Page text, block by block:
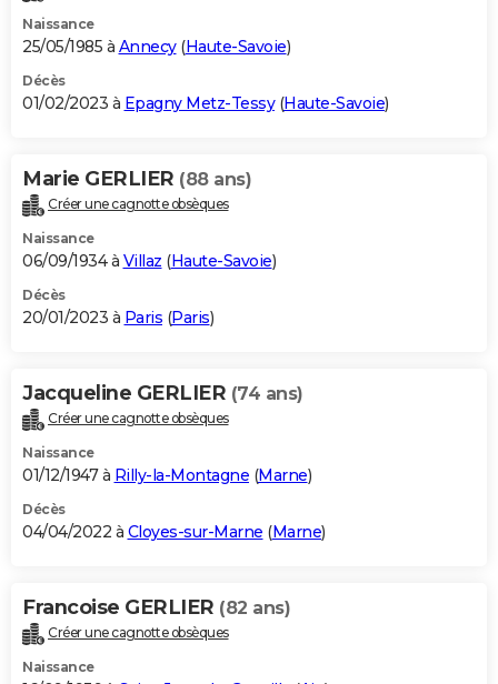
Naissance
25/05/1985 à Annecy(Haute-Savoie)
Décès
01/02/2023 à Epagny Metz-Tessy(Haute-Savoie)
Marie GERLIER (88 ans)
Créer une cagnotte obsèques
Naissance
06/09/1934 à Villaz (Haute-Savoie)
Décès
20/01/2023 à Paris (Paris)
Jacqueline GERLIER (74 ans)
Créer une cagnotte obsèques
Naissance
01/12/1947 à Rilly-la-Montagne (Marne)
Décès
04/04/2022 à Cloyes-sur-Marne (Marne)
Francoise GERLIER (82 ans)
Créer une cagnotte obsèques
Naissance